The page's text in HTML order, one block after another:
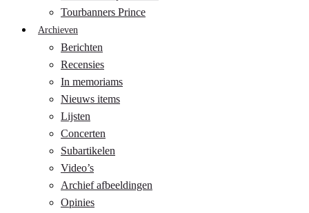
Tourbanners Prince
Archieven
Berichten
Recensies
In memoriams
Nieuws items
Lijsten
Concerten
Subartikelen
Video’s
Archief afbeeldingen
Opinies